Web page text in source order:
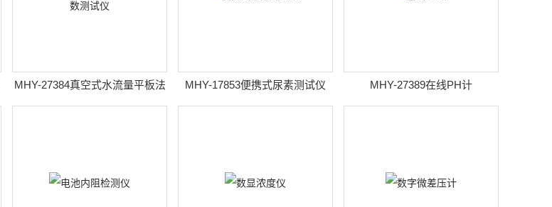
MHY-27384真空式水流量平板法
导热系数测试仪
MHY-17853便携式尿素测试仪 MHY-27389在线PH计